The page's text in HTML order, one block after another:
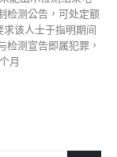
检测公告，可处定额
该人士于指明期间
检测宣告即属犯罪，
月